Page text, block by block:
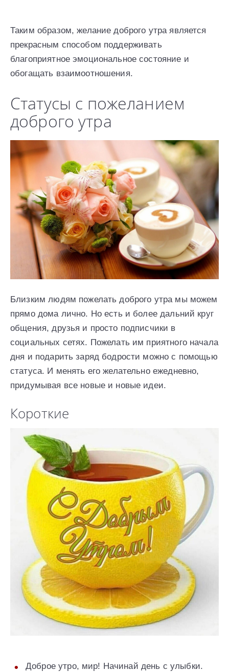
Таким образом, желание доброго утра является
прекрасным способом поддерживать
благоприятное эмоциональное состояние и
обогащать взаимоотношения.
Статусы с пожеланием
доброго утра
Близким людям пожелать доброго утра мы можем
прямо дома лично. Но есть и более дальний круг
общения, друзья и просто подписчики в
социальных сетях. Пожелать им приятного начала
дня и подарить заряд бодрости можно с помощью
статуса. И менять его желательно ежедневно,
придумывая все новые и новые идеи.
Короткие
Доброе утро, мир! Начинай день с улыбки.